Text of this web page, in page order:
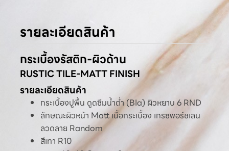
รายละเอียดสินค้า
กระเบื้องรัสติก-ผิวด้าน
RUSTIC TILE-MATT FINISH
รายละเอียดสินค้า
กระเบื้องปูพื้น ดูดซึมน้ำต่ำ (BIa) ผิวหยาบ 6 RND
ลักษณะผิวหน้า Matt เนื้อกระเบื้อง เกรซพอร์ชเลน
ลวดลาย Random
สีเทา R10